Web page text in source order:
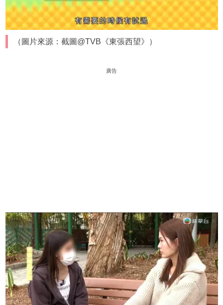
（圖片來源：截圖@TVB《東張西望》）
廣告